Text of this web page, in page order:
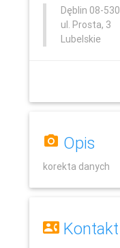
Dęblin 08-530
ul. Prosta, 3
Lubelskie
Opis
korekta danych
Kontakt